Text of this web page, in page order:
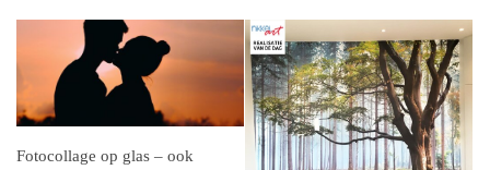
Fotocollage op glas – ook